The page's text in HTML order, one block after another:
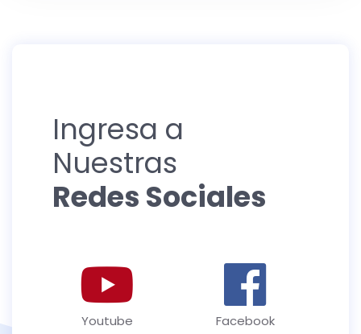
Ingresa a
Nuestras
Redes Sociales
Youtube Facebook